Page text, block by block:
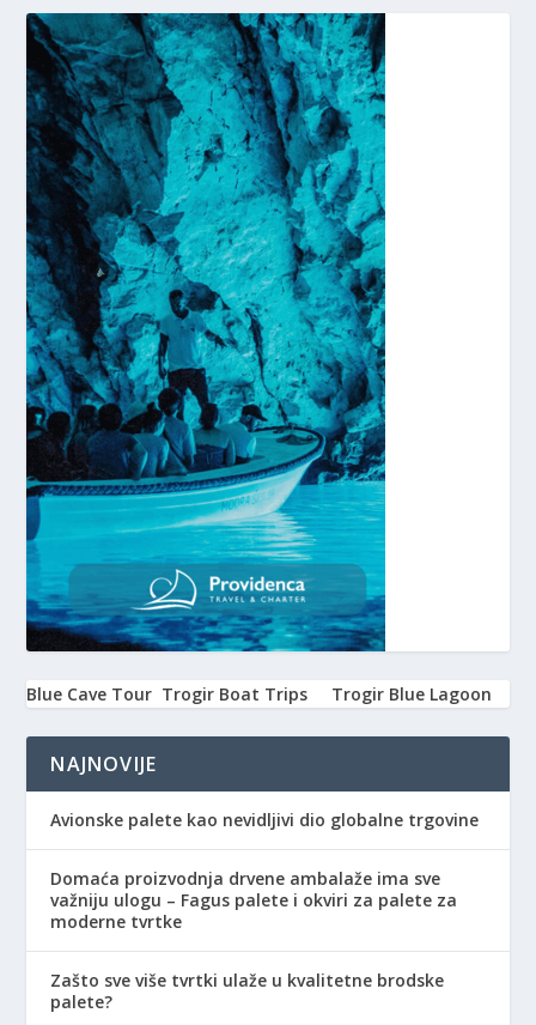
Blue Cave Tour Trogir Boat Trips Trogir Blue Lagoon
NAJNOVIJE
Avionske palete kao nevidljivi dio globalne trgovine
Domaća proizvodnja drvene ambalaže ima sve
važniju ulogu – Fagus palete i okviri za palete za
moderne tvrtke
Zašto sve više tvrtki ulaže u kvalitetne brodske
palete?